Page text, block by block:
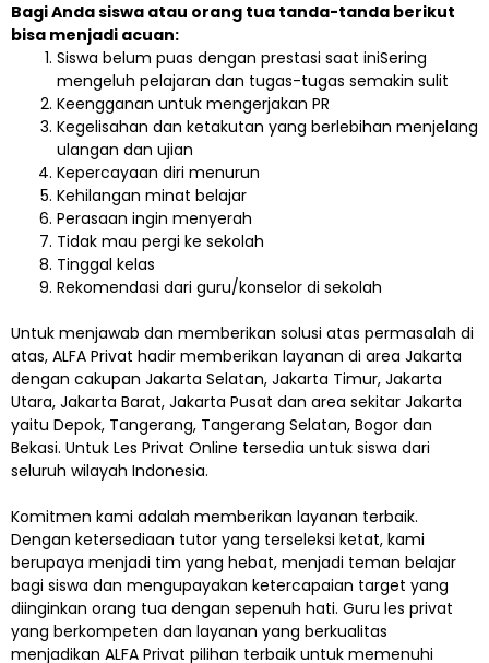
Bagi Anda siswa atau orang tua tanda-tanda berikut
bisa menjadi acuan:
Siswa belum puas dengan prestasi saat iniSering
mengeluh pelajaran dan tugas-tugas semakin sulit
Keengganan untuk mengerjakan PR
Kegelisahan dan ketakutan yang berlebihan menjelang
ulangan dan ujian
Kepercayaan diri menurun
Kehilangan minat belajar
Perasaan ingin menyerah
Tidak mau pergi ke sekolah
Tinggal kelas
Rekomendasi dari guru/konselor di sekolah
Untuk menjawab dan memberikan solusi atas permasalah di
atas, ALFA Privat hadir memberikan layanan di area Jakarta
dengan cakupan Jakarta Selatan, Jakarta Timur, Jakarta
Utara, Jakarta Barat, Jakarta Pusat dan area sekitar Jakarta
yaitu Depok, Tangerang, Tangerang Selatan, Bogor dan
Bekasi. Untuk Les Privat Online tersedia untuk siswa dari
seluruh wilayah Indonesia.
Komitmen kami adalah memberikan layanan terbaik.
Dengan ketersediaan tutor yang terseleksi ketat, kami
berupaya menjadi tim yang hebat, menjadi teman belajar
bagi siswa dan mengupayakan ketercapaian target yang
diinginkan orang tua dengan sepenuh hati. Guru les privat
yang berkompeten dan layanan yang berkualitas
menjadikan ALFA Privat pilihan terbaik untuk memenuhi